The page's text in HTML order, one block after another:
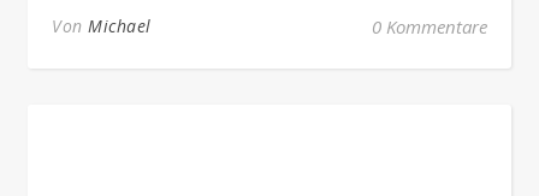
Von Michael 0 Kommentare